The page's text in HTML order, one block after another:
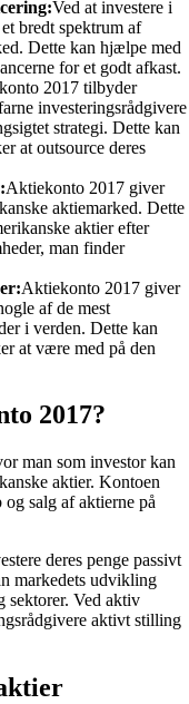
Ved at investere i
bredt spektrum af
Dette kan hjælpe med
for et godt afkast.
2017 tilbyder
investeringsrådgivere
strategi. Dette kan
at outsource deres
Aktiekonto 2017 giver
aktiemarked. Dette
aktier efter
man finder
Aktiekonto 2017 giver
af de mest
i verden. Dette kan
at være med på den
2017?
man som investor kan
aktier. Kontoen
salg af aktierne på
deres penge passivt
markedets udvikling
sektorer. Ved aktiv
aktivt stilling